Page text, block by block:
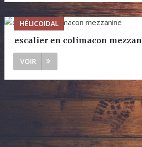
HÉLICOIDAL
escalier en colimacon
VOIR